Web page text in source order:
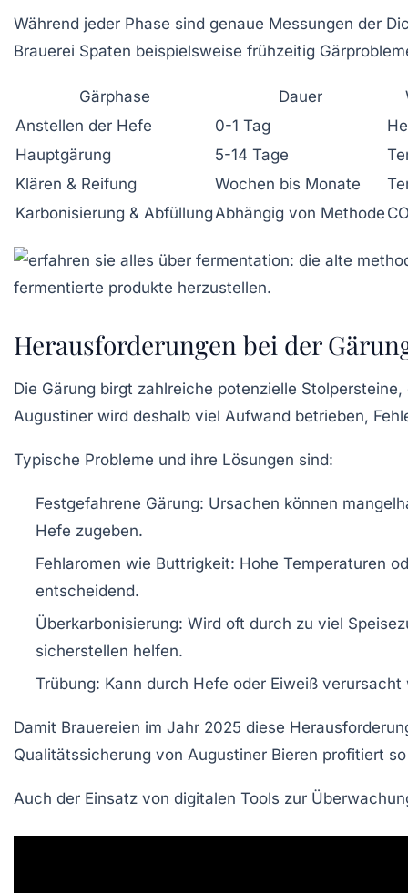
Während jeder Phase sind genaue Messungen der
Brauerei Spaten beispielsweise frühzeitig
Gärphase Dauer
Anstellen der Hefe
0-1 Tag
Hauptgärung
5-14 Tage
Klären & Reifung
Wochen bis Monate
Karbonisierung & AbfüllungAbhängig von Methode
Herausforderungen bei der
Die Gärung birgt zahlreiche potenzielle
Augustiner wird deshalb viel Aufwand betrieben,
Typische Probleme und ihre Lösungen sind:
Festgefahrene Gärung: Ursachen können
Hefe zugeben.
Fehlaromen wie Buttrigkeit: Hohe Temperaturen
entscheidend.
Überkarbonisierung: Wird oft durch zu viel
sicherstellen helfen.
Trübung: Kann durch Hefe oder Eiweiß
Damit Brauereien im Jahr 2025 diese
Qualitätssicherung von Augustiner Bieren profitiert
Auch der Einsatz von digitalen Tools zur